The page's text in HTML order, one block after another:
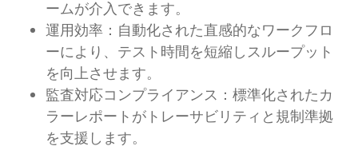
ームが介入できます。
運用効率：自動化された直感的なワークフロ
ーにより、テスト時間を短縮しスループット
を向上させます。
監査対応コンプライアンス：標準化されたカ
ラーレポートがトレーサビリティと規制準拠
を支援します。